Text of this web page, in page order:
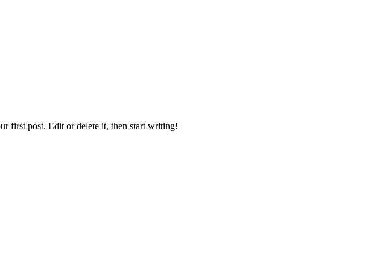
first post. Edit or delete it, then start writing!